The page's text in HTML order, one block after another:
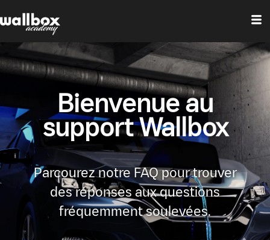
Bienvenue au
support Wallbox
Parcourez notre FAQ pour trouver
des réponses aux questions
fréquemment soulevées.